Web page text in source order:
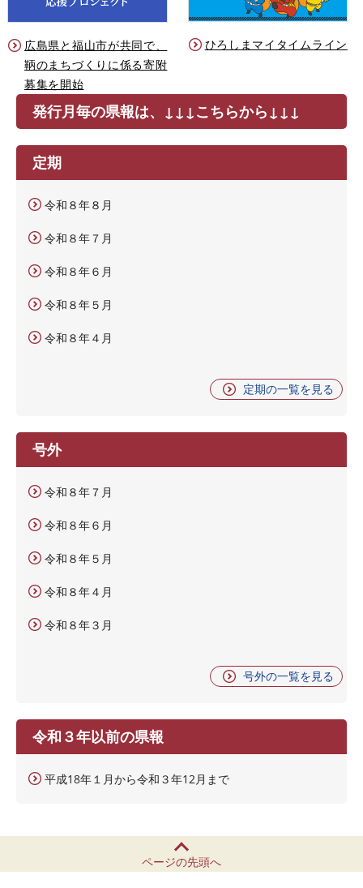
広島県と福山市が共同で、
鞆のまちづくりに係る寄附
募集を開始
ひろしまマイタイムライン
発行月毎の県報は、↓↓↓こちらから↓↓↓
定期
令和８年８月
令和８年７月
令和８年６月
令和８年５月
令和８年４月
定期の一覧を見る
号外
令和８年７月
令和８年６月
令和８年５月
令和８年４月
令和８年３月
号外の一覧を見る
令和３年以前の県報
平成18年１月から令和３年12月まで
ページの先頭へ